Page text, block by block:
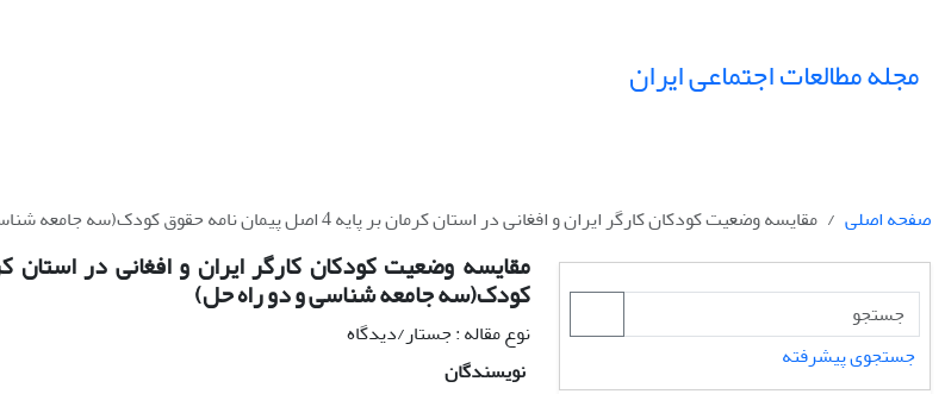
مجله مطالعات اجتماعی ایران
صفحه اصلی مقایسه وضعیت کودکان کارگر ایران و افغانی در استان کرمان بر پایه 4 اصل پیمان نامه حقوق کودک(سه جامعه شناسی و دو راه حل)
کودک(سه جامعه شناسی و دو راه حل)
نوع مقاله : جستار/دیدگاه
نویسندگان
جستجوی پیشرفته